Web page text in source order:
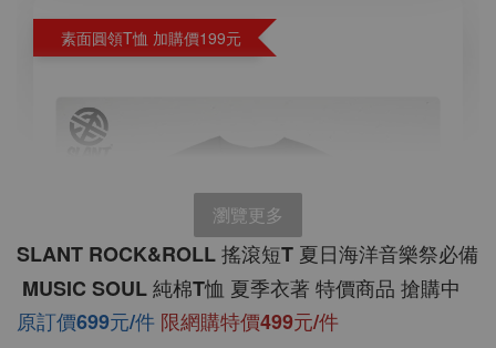
素面圓領T恤 加購價199元
瀏覽更多
SLANT ROCK&ROLL 搖滾短T 夏日海洋音樂祭必備
MUSIC SOUL 純棉T恤 夏季衣著 特價商品 搶購中
原訂價699元/件 限網購特價499元/件